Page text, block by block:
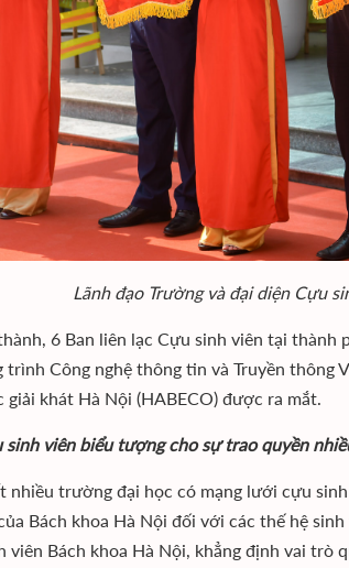
Lãnh đạo Trường và đại diện Cựu
6 Ban liên lạc Cựu sinh viên tại thành
Công nghệ thông tin và Truyền thông
giải khát Hà Nội (HABECO) được ra mắt.
sinh viên biểu tượng cho sự trao quyền
nhiều trường đại học có mạng lưới cựu
Bách khoa Hà Nội đối với các thế hệ
viên Bách khoa Hà Nội, khẳng định vai trò